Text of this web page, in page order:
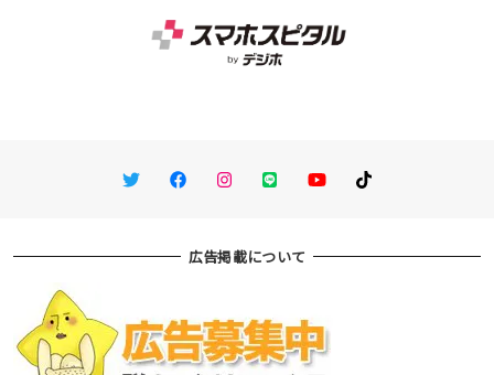
TwitterFacebookInstagram
LINE You TubeTikTok
広告掲載について